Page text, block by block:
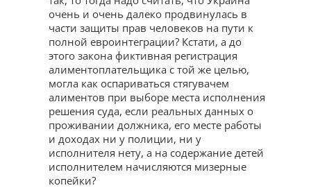
очень и очень далеко продвинулась в
части защиты прав человеков на пути к
полной евроинтеграции? Кстати, а до
этого закона фиктивная регистрация
алиментоплательщика с той же целью,
могла как оспариваться стягувачем
алиментов при выборе места исполнения
решения суда, если реальных данных о
проживании должника, его месте работы
и доходах ни у полиции, ни у
исполнителя нету, а на содержание детей
исполнителем начисляются мизерные
копейки?